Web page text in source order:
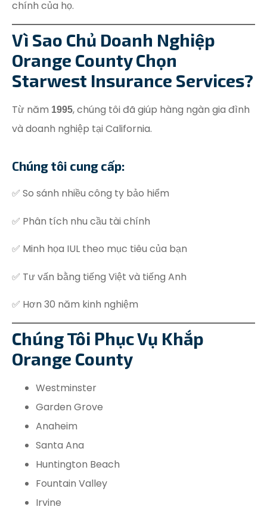
chính của họ.
Vì Sao Chủ Doanh Nghiệp
Orange County Chọn
Starwest Insurance Services?
Từ năm 1995, chúng tôi đã giúp hàng ngàn gia đình
và doanh nghiệp tại California.
Chúng tôi cung cấp:
✅ So sánh nhiều công ty bảo hiểm
✅ Phân tích nhu cầu tài chính
✅ Minh họa IUL theo mục tiêu của bạn
✅ Tư vấn bằng tiếng Việt và tiếng Anh
✅ Hơn 30 năm kinh nghiệm
Chúng Tôi Phục Vụ Khắp
Orange County
Westminster
Garden Grove
Anaheim
Santa Ana
Huntington Beach
Fountain Valley
Irvine